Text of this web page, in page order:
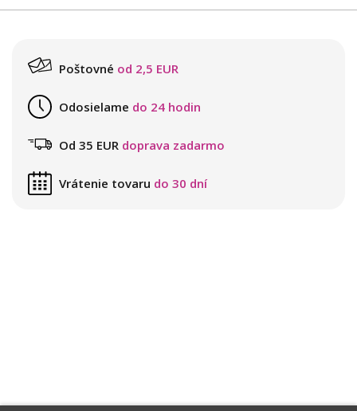
Poštovné od 2,5 EUR
Odosielame do 24 hodin
Od 35 EUR doprava zadarmo
Vrátenie tovaru do 30 dní